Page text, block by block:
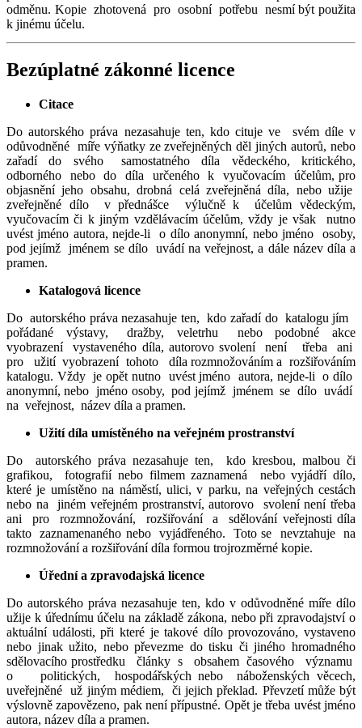
odměnu. Kopie zhotovená pro osobní potřebu nesmí být použita
k jinému účelu.
Bezúplatné zákonné licence
Citace
Do autorského práva nezasahuje ten, kdo cituje ve svém díle v
odůvodněné míře výňatky ze zveřejněných děl jiných autorů, nebo
zařadí do svého samostatného díla vědeckého, kritického,
odborného nebo do díla určeného k vyučovacím účelům, pro
objasnění jeho obsahu, drobná celá zveřejněná díla, nebo užije
zveřejněné dílo v přednášce výlučně k účelům vědeckým,
vyučovacím či k jiným vzdělávacím účelům, vždy je však nutno
uvést jméno autora, nejde-li o dílo anonymní, nebo jméno osoby,
pod jejímž jménem se dílo uvádí na veřejnost, a dále název díla a
pramen.
Katalogová licence
Do autorského práva nezasahuje ten, kdo zařadí do katalogu jím
pořádané výstavy, dražby, veletrhu nebo podobné akce
vyobrazení vystaveného díla, autorovo svolení není třeba ani
pro užití vyobrazení tohoto díla rozmnožováním a rozšiřováním
katalogu. Vždy je opět nutno uvést jméno autora, nejde-li o dílo
anonymní, nebo jméno osoby, pod jejímž jménem se dílo uvádí
na veřejnost, název díla a pramen.
Užití díla umístěného na veřejném prostranství
Do autorského práva nezasahuje ten, kdo kresbou, malbou či
grafikou, fotografií nebo filmem zaznamená nebo vyjádří dílo,
které je umístěno na náměstí, ulici, v parku, na veřejných cestách
nebo na jiném veřejném prostranství, autorovo svolení není třeba
ani pro rozmnožování, rozšiřování a sdělování veřejnosti díla
takto zaznamenaného nebo vyjádřeného. Toto se nevztahuje na
rozmnožování a rozšiřování díla formou trojrozměrné kopie.
Úřední a zpravodajská licence
Do autorského práva nezasahuje ten, kdo v odůvodněné míře dílo
užije k úřednímu účelu na základě zákona, nebo při zpravodajství o
aktuální události, při které je takové dílo provozováno, vystaveno
nebo jinak užito, nebo převezme do tisku či jiného hromadného
sdělovacího prostředku články s obsahem časového významu
o politických, hospodářských nebo náboženských věcech,
uveřejněné už jiným médiem, či jejich překlad. Převzetí může být
výslovně zapovězeno, pak není přípustné. Opět je třeba uvést jméno
autora, název díla a pramen.